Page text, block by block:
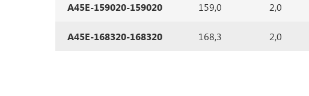
A45E-159020-159020 159,0 2,0
A45E-168320-168320 168,3 2,0